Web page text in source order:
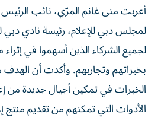
أعربت منى غانم المرّي، نائب
لمجلس دبي للإعلام، رئيسة نادي
لجميع الشركاء الذين أسهموا في
بخبراتهم وتجاربهم. وأكدت أن
الخبرات في تمكين أجيال جديدة من
الأدوات التي تمكنهم من تقديم